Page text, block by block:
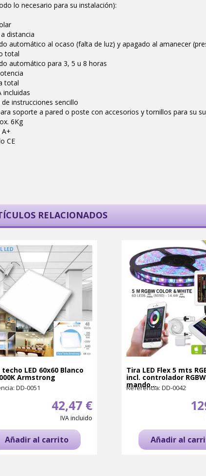
lo necesario para su instalación):
distancia
automático al ocaso (falta de luz) y apagado al amanecer
total
automático para 3, 5 u 8 horas
total
incluidas
instrucciones sencillo
soporte a pared o poste con accesorios y tornillos para su
6Kg
A+
CE
RELACIONADOS
techo LED 60x60 Blanco
Armstrong
DD-0051
42,47 €
IVA incluido
Añadir al carrito
Tira LED Flex 5 mts
incl. controlador
mando...
Referencia: DD-0042
Añadir al